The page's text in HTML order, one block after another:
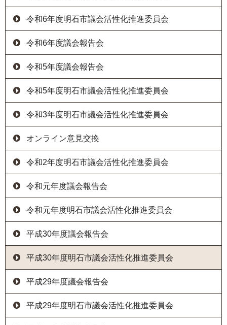
令和6年度明石市議会活性化推進委員会
令和6年度議会報告会
令和5年度議会報告会
令和5年度明石市議会活性化推進委員会
令和3年度明石市議会活性化推進委員会
オンライン意見交換
令和2年度明石市議会活性化推進委員会
令和元年度議会報告会
令和元年度明石市議会活性化推進委員会
平成30年度議会報告会
平成30年度明石市議会活性化推進委員会
平成29年度議会報告会
平成29年度明石市議会活性化推進委員会